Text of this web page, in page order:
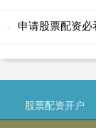
申请股票配资必
股票配资开户